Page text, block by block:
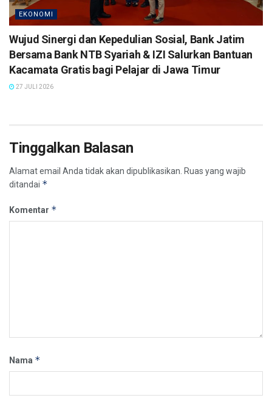
EKONOMI
Wujud Sinergi dan Kepedulian Sosial, Bank Jatim
Bersama Bank NTB Syariah & IZI Salurkan Bantuan
Kacamata Gratis bagi Pelajar di Jawa Timur
27 JULI 2026
Tinggalkan Balasan
Alamat email Anda tidak akan dipublikasikan. Ruas yang wajib
ditandai *
Komentar *
Nama *